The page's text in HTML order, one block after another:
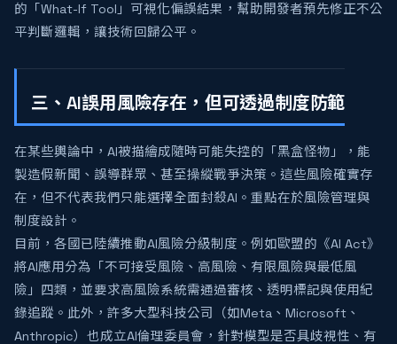
的「What-If Tool」可視化偏誤結果，幫助開發者預先修正不公
平判斷邏輯，讓技術回歸公平。
三、AI誤用風險存在，但可透過制度防範
在某些輿論中，AI被描繪成隨時可能失控的「黑盒怪物」，能
製造假新聞、誤導群眾、甚至操縱戰爭決策。這些風險確實存
在，但不代表我們只能選擇全面封殺AI。重點在於風險管理與
制度設計。
目前，各國已陸續推動AI風險分級制度。例如歐盟的《AI Act》
將AI應用分為「不可接受風險、高風險、有限風險與最低風
險」四類，並要求高風險系統需通過審核、透明標記與使用紀
錄追蹤。此外，許多大型科技公司（如Meta、Microsoft、
Anthropic）也成立AI倫理委員會，針對模型是否具歧視性、有